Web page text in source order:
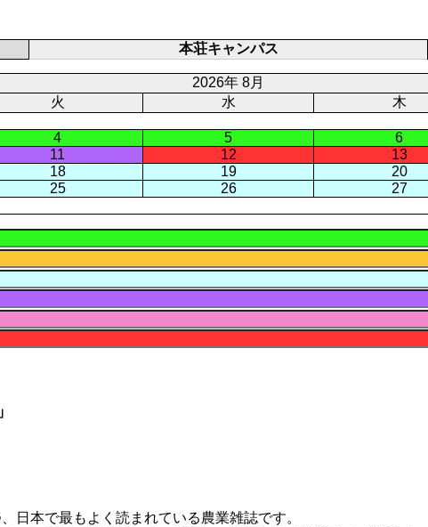
ジ
本荘キャンパス
2026年 8月
火 水 木
4 5 6
11 12 13
18 19 20
25 26 27
日本で最もよく読まれている農業雑誌です。